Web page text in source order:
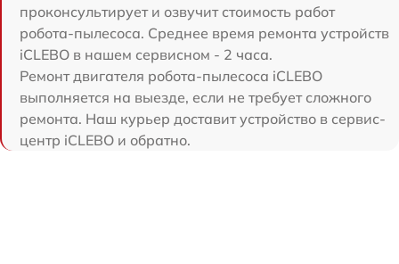
проконсультирует и озвучит стоимость работ
робота-пылесоса. Среднее время ремонта устройств
iCLEBO в нашем сервисном - 2 часа.
Ремонт двигателя робота-пылесоса iCLEBO
выполняется на выезде, если не требует сложного
ремонта. Наш курьер доставит устройство в сервис-
центр iCLEBO и обратно.